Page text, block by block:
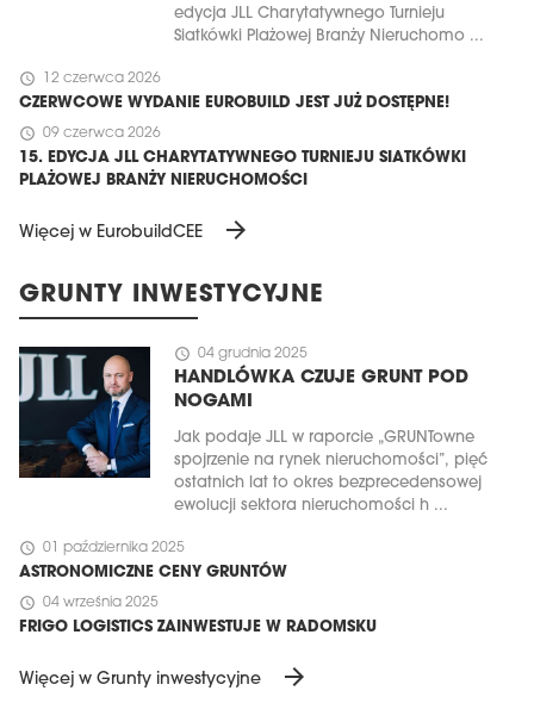
edycja JLL Charytatywnego Turnieju
Siatkówki Plażowej Branży Nieruchomo ...
schedule 12 czerwca 2026
CZERWCOWE WYDANIE EUROBUILD JEST JUŻ DOSTĘPNE!
schedule 09 czerwca 2026
15. EDYCJA JLL CHARYTATYWNEGO TURNIEJU SIATKÓWKI
PLAŻOWEJ BRANŻY NIERUCHOMOŚCI
Więcej w EurobuildCEE arrow_forward
GRUNTY INWESTYCYJNE
schedule 04 grudnia 2025
HANDLÓWKA CZUJE GRUNT POD
NOGAMI
Jak podaje JLL w raporcie „GRUNTowne
spojrzenie na rynek nieruchomości”, pięć
ostatnich lat to okres bezprecedensowej
ewolucji sektora nieruchomości h ...
schedule 01 października 2025
ASTRONOMICZNE CENY GRUNTÓW
schedule 04 września 2025
FRIGO LOGISTICS ZAINWESTUJE W RADOMSKU
Więcej w Grunty inwestycyjne arrow_forward